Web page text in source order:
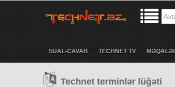
SUAL-CAVAB TECHNET TV
Technet terminlər lüğəti